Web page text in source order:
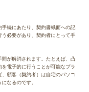
続にあたり、契約書紙面への記
必要があり、契約者にとって手
が解消されます。たとえば、凸
電子的に行うことが可能なプラ
顧客（契約者）は自宅のパソコ
なるのです。